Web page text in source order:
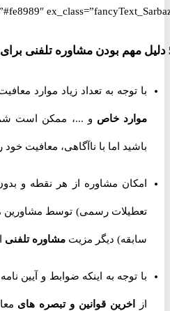
با توجه به تعداد زیاد موارد معافیت
موارد خاصو ...، ممکن است شما
باشید اما با ناآگاهی، معافیت خود را
امکان مشاوره از هر نقطه و بدون
سابقه) دیگر مزیت مشاوره تلفنی
با توجه به اینکه ضوابط و آیین نامه
اخرین قوانین و تبصره های